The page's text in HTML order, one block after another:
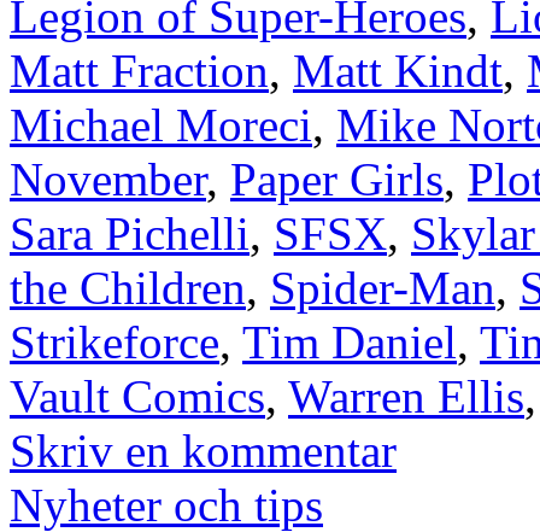
Legion of Super-Heroes,
Matt Fraction, Matt Kindt,
Michael Moreci, Mike
November, Paper Girls,
Sara Pichelli, SFSX,
the Children, Spider-Man,
Strikeforce, Tim Daniel,
Vault Comics, Warren Ellis
Skriv en kommentar
Nyheter och tips